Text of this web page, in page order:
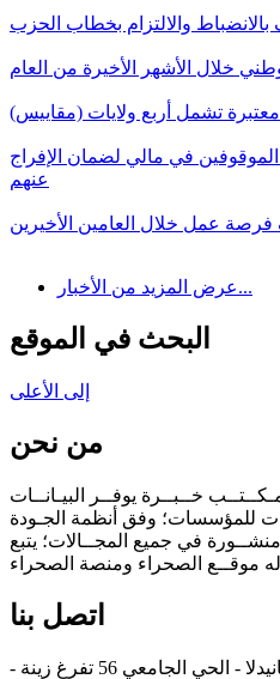
والالتزام بخطاب الحزب
خلال الأشهر الأخيرة من العام
تشمل أربع ولايات (مقاييس)
الموقوفين في مالي لضمان الإفراج
عنهم
عرض المزيد من الأخبار...
البحث في الموقع
إلى الأعلى
من نحن
خــبــرة يوفــر البيـانــات
للمؤسسات؛ وفق أنظمة الجـودة
في جميع المجــالات؛ يتبع
اتصل بنا
المقر: شارع نيلسون مانيدلا - الحي الجامعي 56 تفرغ زينة -